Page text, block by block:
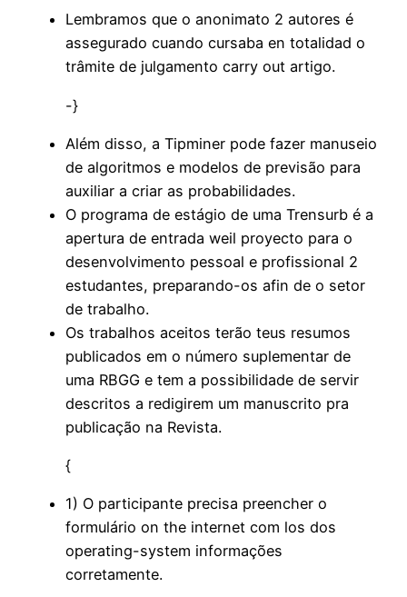
Lembramos que o anonimato 2 autores é
assegurado cuando cursaba en totalidad o
trâmite de julgamento carry out artigo.
-}
Além disso, a Tipminer pode fazer manuseio
de algoritmos e modelos de previsão para
auxiliar a criar as probabilidades.
O programa de estágio de uma Trensurb é a
apertura de entrada weil proyecto para o
desenvolvimento pessoal e profissional 2
estudantes, preparando-os afin de o setor
de trabalho.
Os trabalhos aceitos terão teus resumos
publicados em o número suplementar de
uma RBGG e tem a possibilidade de servir
descritos a redigirem um manuscrito pra
publicação na Revista.
{
1) O participante precisa preencher o
formulário on the internet com los dos
operating-system informações
corretamente.